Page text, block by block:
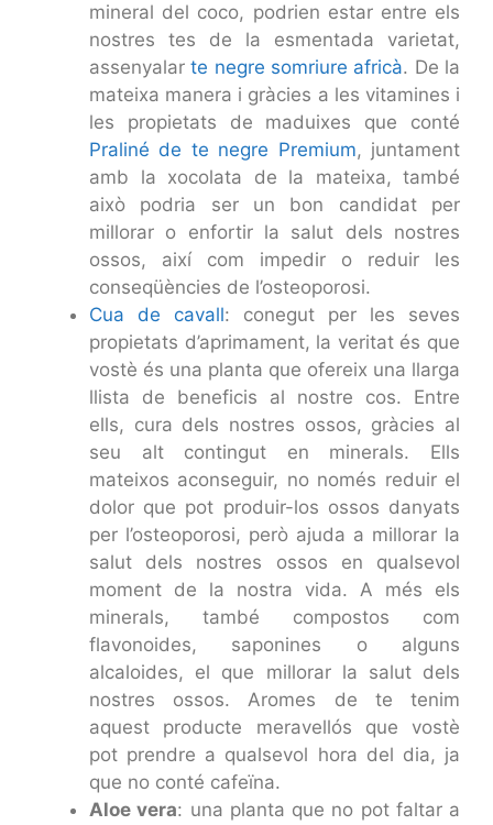
mineral del coco, podrien estar entre els
nostres tes de la esmentada varietat,
assenyalarte negre somriure africà. De la
mateixa manera i gràcies a les vitamines i
les propietats de maduixes que conté
Praliné de te negre Premium, juntament
amb la xocolata de la mateixa, també
això podria ser un bon candidat per
millorar o enfortir la salut dels nostres
ossos, així com impedir o reduir les
conseqüències de l’osteoporosi.
Cua de cavall: conegut per les seves
propietats d’aprimament, la veritat és que
vostè és una planta que ofereix una llarga
llista de beneficis al nostre cos. Entre
ells, cura dels nostres ossos, gràcies al
seu alt contingut en minerals. Ells
mateixos aconseguir, no només reduir el
dolor que pot produir-los ossos danyats
per l’osteoporosi, però ajuda a millorar la
salut dels nostres ossos en qualsevol
moment de la nostra vida. A més els
minerals, també compostos com
flavonoides, saponines o alguns
alcaloides, el que millorar la salut dels
nostres ossos. Aromes de te tenim
aquest producte meravellós que vostè
pot prendre a qualsevol hora del dia, ja
que no conté cafeïna.
Aloe vera: una planta que no pot faltar a